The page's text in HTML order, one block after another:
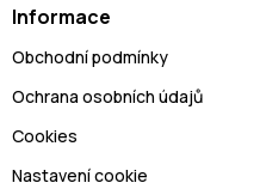
Informace
Obchodní podmínky
Ochrana osobních údajů
Cookies
Nastavení cookie